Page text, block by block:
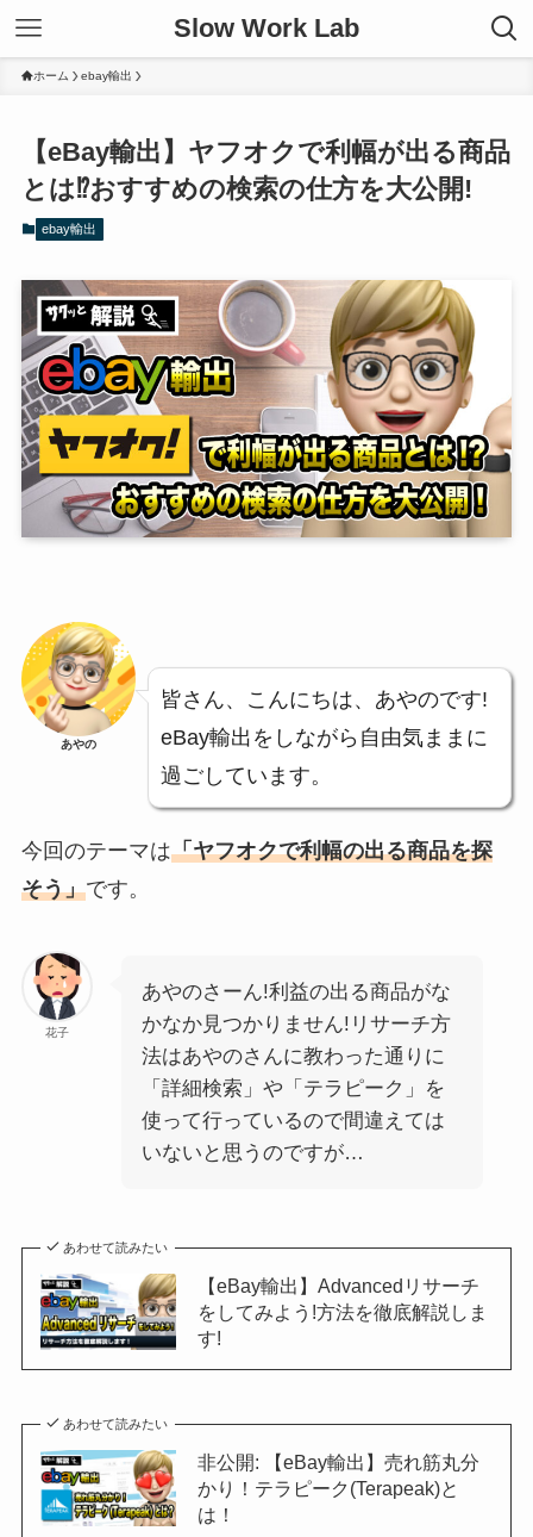
Slow Work Lab
ホーム ebay輸出
【eBay輸出】ヤフオクで利幅が出る商品
とは⁉おすすめの検索の仕方を大公開!
ebay輸出
あやの
皆さん、こんにちは、あやのです!
eBay輸出をしながら自由気ままに
過ごしています。
今回のテーマは「ヤフオクで利幅の出る商品を探
そう」です。
花子
あやのさーん!利益の出る商品がな
かなか見つかりません!リサーチ方
法はあやのさんに教わった通りに
「詳細検索」や「テラピーク」を
使って行っているので間違えては
いないと思うのですが…
あわせて読みたい
【eBay輸出】Advancedリサーチ
をしてみよう!方法を徹底解説しま
す!
あわせて読みたい
非公開: 【eBay輸出】売れ筋丸分
かり！テラピーク(Terapeak)と
は！